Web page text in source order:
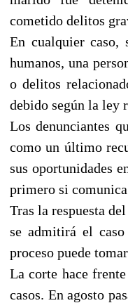
cometido delitos
En cualquier caso,
humanos, una
o delitos
debido según la ley
Los denunciantes
como un último
sus oportunidades
primero si
Tras la respuesta
se admitirá el
proceso puede
La corte hace
casos. En agosto